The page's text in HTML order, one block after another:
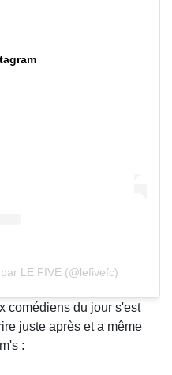
LE FIVE (@lefivefc)
comédiens du jour s'est
juste après et a même
: